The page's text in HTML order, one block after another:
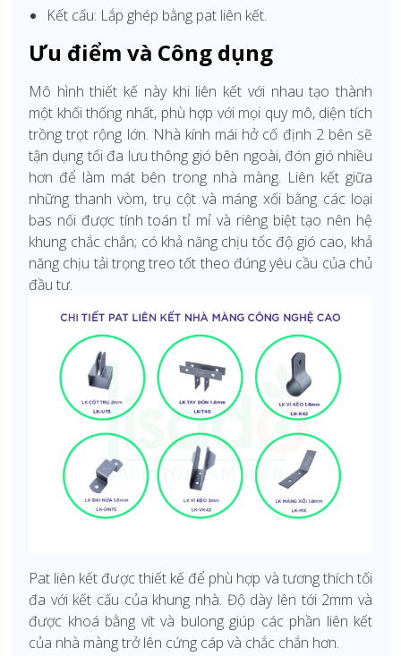
Kết cấu: Lắp ghép bằng pat liên kết.
Ưu điểm và Công dụng
Mô hình thiết kế này khi liên kết với nhau tạo thành
một khối thống nhất, phù hợp với mọi quy mô, diện tích
trồng trọt rộng lớn. Nhà kính mái hở cố định 2 bên sẽ
tận dụng tối đa lưu thông gió bên ngoài, đón gió nhiều
hơn để làm mát bên trong nhà màng. Liên kết giữa
những thanh vòm, trụ cột và máng xối bằng các loại
bas nối được tính toán tỉ mỉ và riêng biệt tạo nên hệ
khung chắc chắn; có khả năng chịu tốc độ gió cao, khả
năng chịu tải trọng treo tốt theo đúng yêu cầu của chủ
đầu tư.
Pat liên kết được thiết kế để phù hợp và tương thích tối
đa với kết cấu của khung nhà. Độ dày lên tới 2mm và
được khoá bằng vít và bulong giúp các phần liên kết
của nhà màng trở lên cứng cáp và chắc chắn hơn.